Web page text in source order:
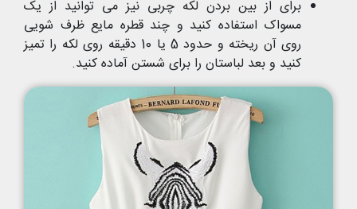
برای از بین بردن لکه چربی نیز می توانید از یک
مسواک استفاده کنید و چند قطره مایع ظرف شویی
روی آن ریخته و حدود 5 یا 10 دقیقه روی لکه را تمیز
کنید و بعد لباستان را برای شستن آماده کنید.